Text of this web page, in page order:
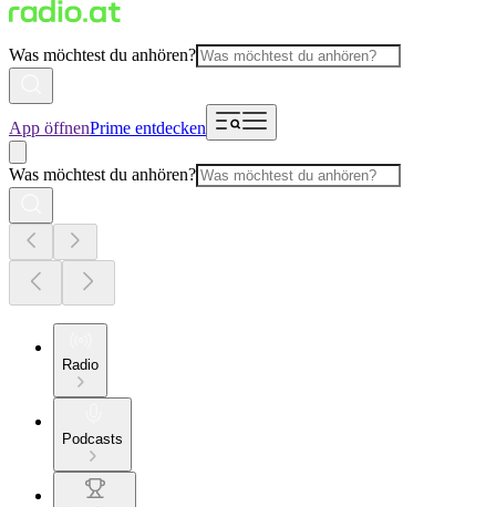
Was möchtest du anhören?
App öffnenPrime entdecken
Was möchtest du anhören?
Radio
Podcasts